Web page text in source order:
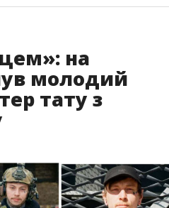
на
молодий
тату з